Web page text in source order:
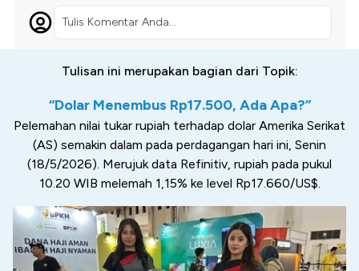
Tulis Komentar Anda...
Tulisan ini merupakan bagian dari Topik:
“Dolar Menembus Rp17.500, Ada Apa?”
Pelemahan nilai tukar rupiah terhadap dolar Amerika Serikat
(AS) semakin dalam pada perdagangan hari ini, Senin
(18/5/2026). Merujuk data Refinitiv, rupiah pada pukul
10.20 WIB melemah 1,15% ke level Rp17.660/US$.